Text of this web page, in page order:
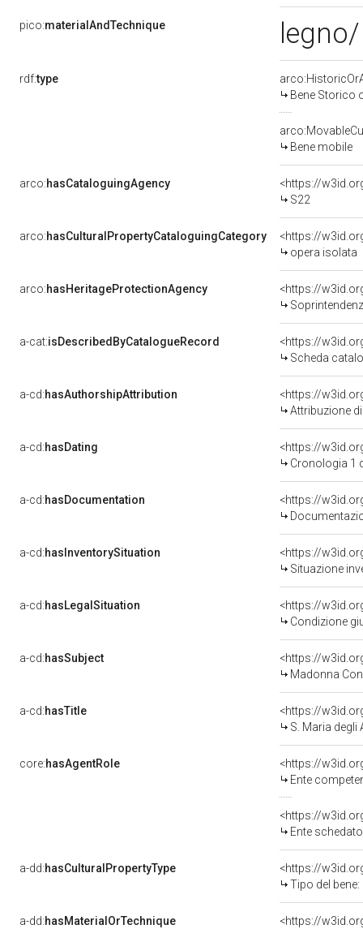
pico:materialAndTechnique
rdf:type
Bene Storico
Bene mobile
arco:hasCataloguingAgency
<https://
S22
arco:hasCulturalPropertyCataloguingCategory
<https://
opera isolata
arco:hasHeritageProtectionAgency
<https://
a-cat:isDescribedByCatalogueRecord
<https://
Scheda
a-cd:hasAuthorshipAttribution
Attribuzione
a-cd:hasDating
<https://
Cronologia 1
a-cd:hasDocumentation
a-cd:hasInventorySituation
<https://
Situazione
a-cd:hasLegalSituation
Condizione
a-cd:hasSubject
<https://
Madonna
a-cd:hasTitle
<https://
S. Maria degli
core:hasAgentRole
<https://
Ente competente
<https://
Ente schedatore
a-dd:hasCulturalPropertyType
Tipo del
a-dd:hasMaterialOrTechnique <https://